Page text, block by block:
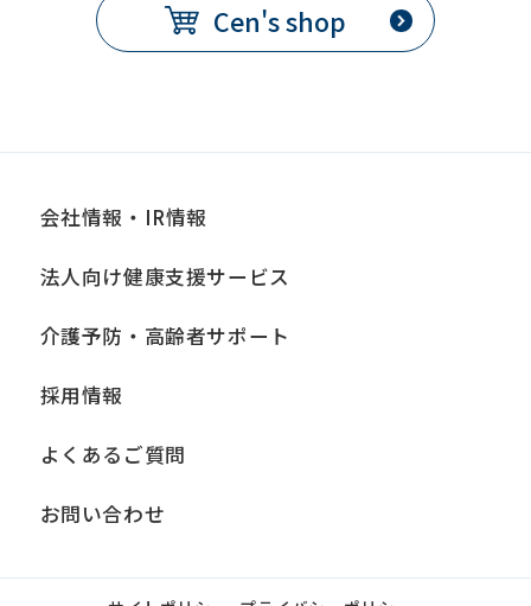
Cen's shop
会社情報・IR情報
法人向け健康支援サービス
介護予防・高齢者サポート
採用情報
よくあるご質問
お問い合わせ